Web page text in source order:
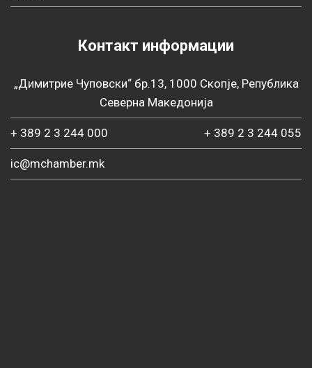
Контакт информации
„Димитрие Чуповски“ бр.13, 1000 Скопје, Република
Северна Македонија
+ 389 2 3 244 000 + 389 2 3 244 055
ic@mchamber.mk